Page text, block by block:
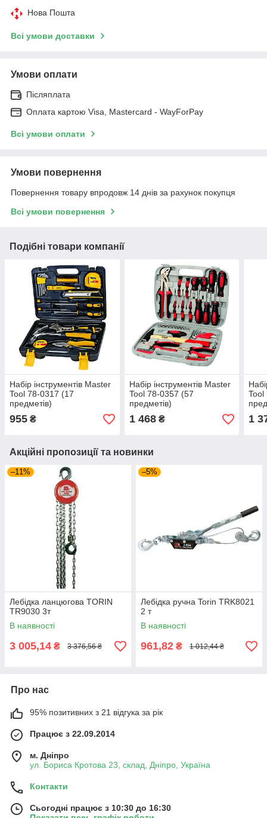
Нова Пошта
Всі умови доставки
Умови оплати
Післяплата
Оплата картою Visa, Mastercard - WayForPay
Всі умови оплати
Умови повернення
Повернення товару впродовж 14 днів за рахунок покупця
Всі умови повернення
Подібні товари компанії
Набір інструментів Master
Tool 78-0317 (17
предметів)
955 ₴
Набір інструментів Master
Tool 78-0357 (57
предметів)
1 468₴
Tool
1
Акційні пропозиції та новинки
–11%
Лебідка ланцюгова TORIN
TR9030 3т
В наявності
3 005,14 ₴ 3 376,56 ₴
–5%
Лебідка ручна Torin TRK8021
2 т
В наявності
961,82 ₴ 1 012,44 ₴
Про нас
95% позитивних з 21 відгука за рік
Працює з 22.09.2014
м. Дніпро
ул. Бориса Кротова 23, склад, Дніпро, Україна
Контакти
Сьогодні працює з 10:30 до 16:30